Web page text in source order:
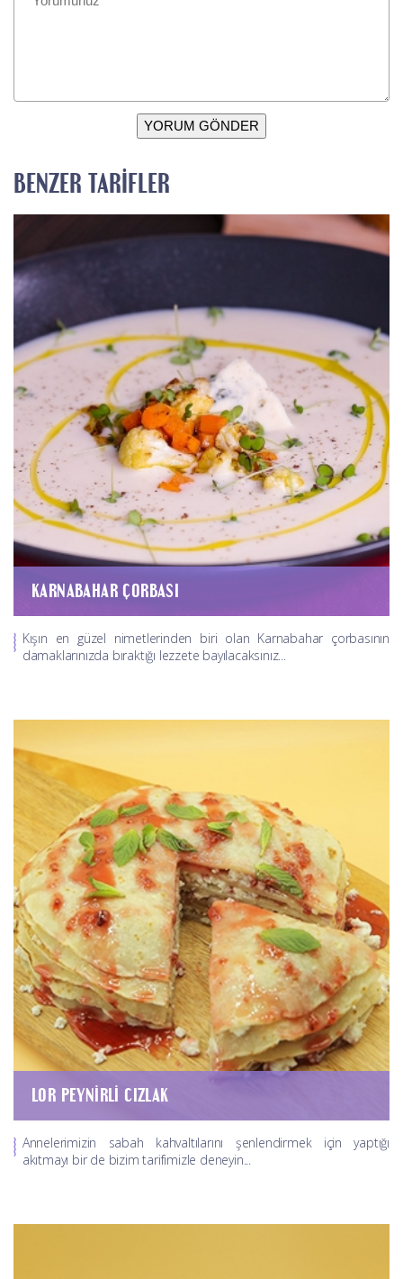
YORUM GÖNDER
BENZER TARIFLER
KARNABAHAR ÇORBASI
Kışın en güzel nimetlerinden biri olan Karnabahar çorbasının
damaklarınızda bıraktığı lezzete bayılacaksınız...
LOR PEYNIRLI CIZLAK
Annelerimizin sabah kahvaltılarını şenlendirmek için yaptığı
akıtmayı bir de bizim tarifimizle deneyin...